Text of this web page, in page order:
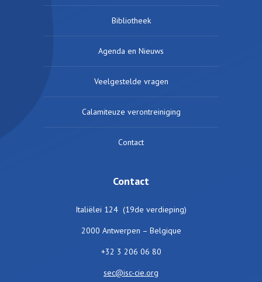
Bibliotheek
Agenda en Nieuws
Veelgestelde vragen
Calamiteuze verontreiniging
Contact
Contact
Italiëlei 124 (19de verdieping)
2000 Antwerpen – Belgique
+32 3 206 06 80
sec@isc-cie.org